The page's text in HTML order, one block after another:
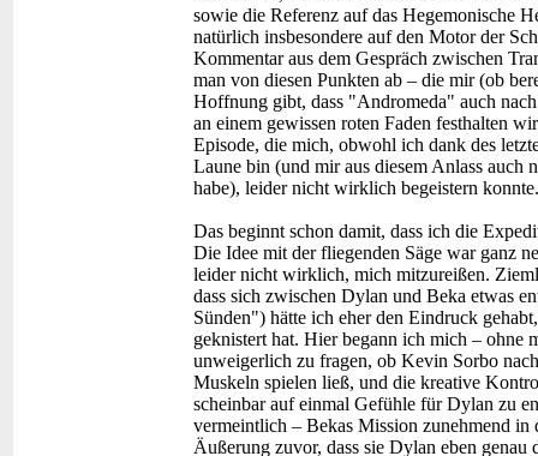
sowie die Referenz auf das Hegemonische
natürlich insbesondere auf den Motor der
Kommentar aus dem Gespräch zwischen
man von diesen Punkten ab – die mir (ob
Hoffnung gibt, dass "Andromeda" auch
an einem gewissen roten Faden festhalten
Episode, die mich, obwohl ich dank des
Laune bin (und mir aus diesem Anlass auch
habe), leider nicht wirklich begeistern konnte.
Das beginnt schon damit, dass ich die
Die Idee mit der fliegenden Säge war ganz
leider nicht wirklich, mich mitzureißen.
dass sich zwischen Dylan und Beka etwas
Sünden") hätte ich eher den Eindruck
geknistert hat. Hier begann ich mich – ohne
unweigerlich zu fragen, ob Kevin Sorbo
Muskeln spielen ließ, und die kreative
scheinbar auf einmal Gefühle für Dylan zu
vermeintlich – Bekas Mission zunehmend
Äußerung zuvor, dass sie Dylan eben